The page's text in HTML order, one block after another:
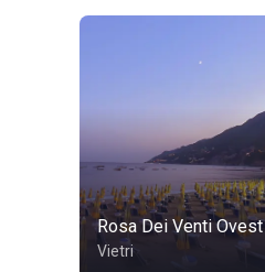
Rosa Dei Venti Ovest
Vietri